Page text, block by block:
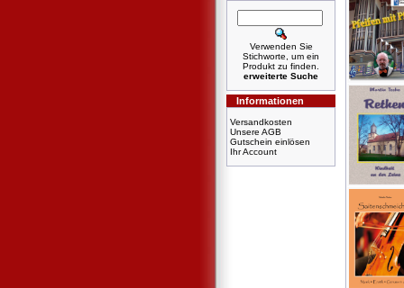
Verwenden Sie
Stichworte, um ein
Produkt zu finden.
erweiterte Suche
Informationen
Versandkosten
Unsere AGB
Gutschein einlösen
Ihr Account